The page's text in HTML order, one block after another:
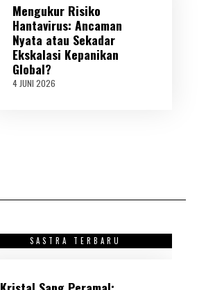
2
0
2
6
Mengukur Risiko
Hantavirus: Ancaman
Nyata atau Sekadar
Ekskalasi Kepanikan
Global?
4 JUNI 2026
SASTRA TERBARU